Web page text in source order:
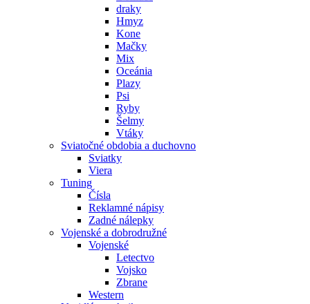
draky
Hmyz
Kone
Mačky
Mix
Oceánia
Plazy
Psi
Ryby
Šelmy
Vtáky
Sviatočné obdobia a duchovno
Sviatky
Viera
Tuning
Čísla
Reklamné nápisy
Zadné nálepky
Vojenské a dobrodružné
Vojenské
Letectvo
Vojsko
Zbrane
Western